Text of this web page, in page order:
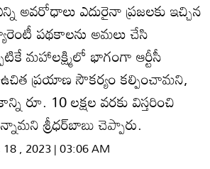
అవరోధాలు ఎదురైనా ప్రజలకు ఇచ్చిన
పథకాలను అమలు చేసి
మహాలక్ష్మిలో భాగంగా ఆర్టీసీ
ఉచిత ప్రయాణ సౌకర్యం కల్పించామని,
రూ. 10 లక్షల వరకు విస్తరించి
శ్రీధర్‌బాబు చెప్పారు.
, 2023 | 03:06 AM